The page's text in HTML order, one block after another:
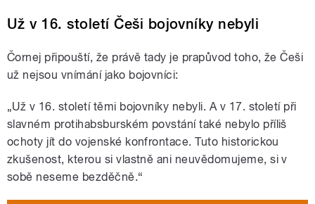
Už v 16. století Češi bojovníky nebyli
Čornej připouští, že právě tady je prapůvod toho, že Češi
už nejsou vnímání jako bojovníci:
„Už v 16. století těmi bojovníky nebyli. A v 17. století při
slavném protihabsburském povstání také nebylo příliš
ochoty jít do vojenské konfrontace. Tuto historickou
zkušenost, kterou si vlastně ani neuvědomujeme, si v
sobě neseme bezděčně.“